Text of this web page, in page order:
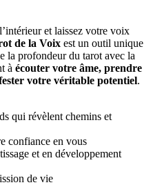
et laissez votre voix
de la Voix est un outil unique
la profondeur du tarot avec la
à écouter votre âme, prendre
votre véritable potentiel.
qui révèlent chemins et
confiance en vous
et en développement
de vie